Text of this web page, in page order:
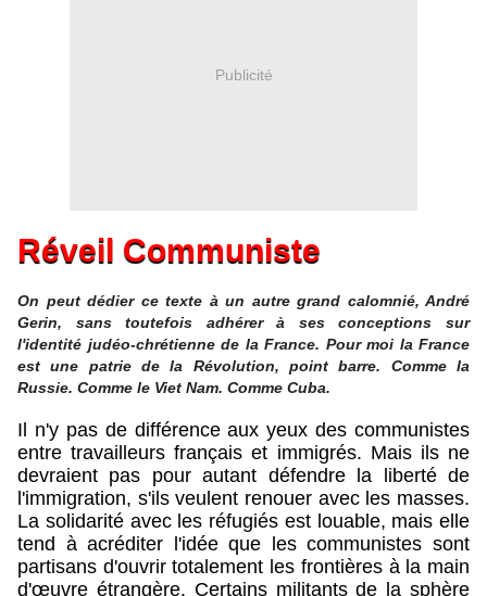
Publicité
Réveil Communiste
On peut dédier ce texte à un autre grand calomnié, André
Gerin, sans toutefois adhérer à ses conceptions sur
l'identité judéo-chrétienne de la France. Pour moi la France
est une patrie de la Révolution, point barre. Comme la
Russie. Comme le Viet Nam. Comme Cuba.
Il n'y pas de différence aux yeux des communistes
entre travailleurs français et immigrés. Mais ils ne
devraient pas pour autant défendre la liberté de
l'immigration, s'ils veulent renouer avec les masses.
La solidarité avec les réfugiés est louable, mais elle
tend à acréditer l'idée que les communistes sont
partisans d'ouvrir totalement les frontières à la main
d'œuvre étrangère. Certains militants de la sphère